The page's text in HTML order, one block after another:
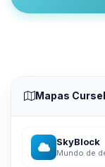
Mapas
SkyBlock
Mundo de